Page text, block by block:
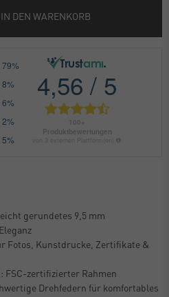
IN DEN WARENKORB
gerundetes 9,5 mm
Fotos, Kunstdrucke, Zertifikate &
FSC-zertifizierter Rahmen
Drehfedern für komfortables